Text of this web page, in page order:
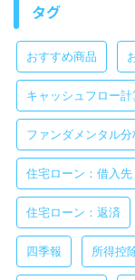
タグ
おすすめ商品
キャッシュフロー
ファンダメンタル分
住宅ローン：借入先
住宅ローン：返済
四季報 所得控